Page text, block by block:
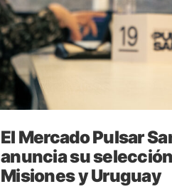
El Mercado Pulsar
anuncia su
Misiones y Uruguay